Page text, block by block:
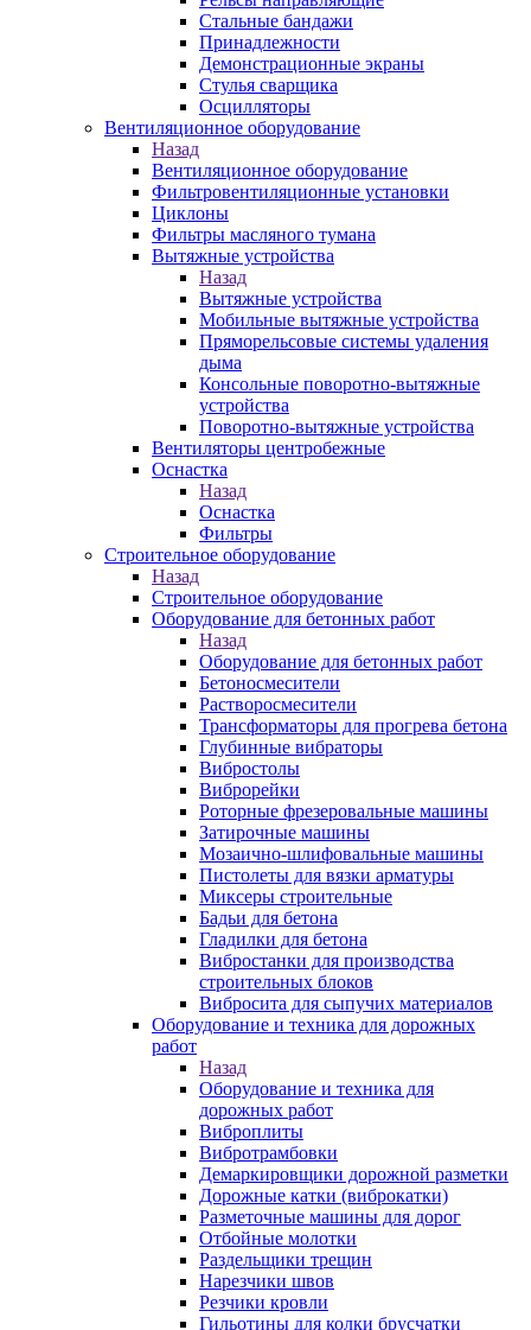
Стальные бандажи
Принадлежности
Демонстрационные экраны
Стулья сварщика
Осцилляторы
Вентиляционное оборудование
Назад
Вентиляционное оборудование
Фильтровентиляционные установки
Циклоны
Фильтры масляного тумана
Вытяжные устройства
Назад
Вытяжные устройства
Мобильные вытяжные устройства
Пряморельсовые системы удаления
дыма
Консольные поворотно-вытяжные
устройства
Поворотно-вытяжные устройства
Вентиляторы центробежные
Оснастка
Назад
Оснастка
Фильтры
Строительное оборудование
Назад
Строительное оборудование
Оборудование для бетонных работ
Назад
Оборудование для бетонных работ
Бетоносмесители
Растворосмесители
Трансформаторы для прогрева бетона
Глубинные вибраторы
Вибростолы
Виброрейки
Роторные фрезеровальные машины
Затирочные машины
Мозаично-шлифовальные машины
Пистолеты для вязки арматуры
Миксеры строительные
Бадьи для бетона
Гладилки для бетона
Вибростанки для производства
строительных блоков
Вибросита для сыпучих материалов
Оборудование и техника для дорожных
работ
Назад
Оборудование и техника для
дорожных работ
Виброплиты
Вибротрамбовки
Демаркировщики дорожной разметки
Дорожные катки (виброкатки)
Разметочные машины для дорог
Отбойные молотки
Раздельщики трещин
Нарезчики швов
Резчики кровли
Гильотины для колки брусчатки